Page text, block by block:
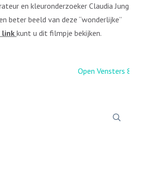
en kleuronderzoeker Claudia Junge-
beter beeld van deze “wonderlijke”
link kunt u dit filmpje bekijken.
Open Vensters 84